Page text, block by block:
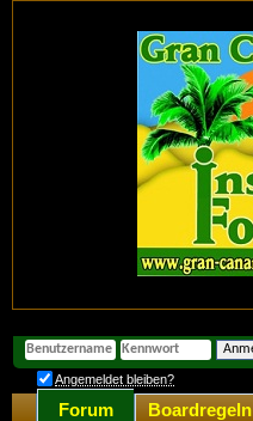
Angemeldet bleiben?
Forum
Boardregeln